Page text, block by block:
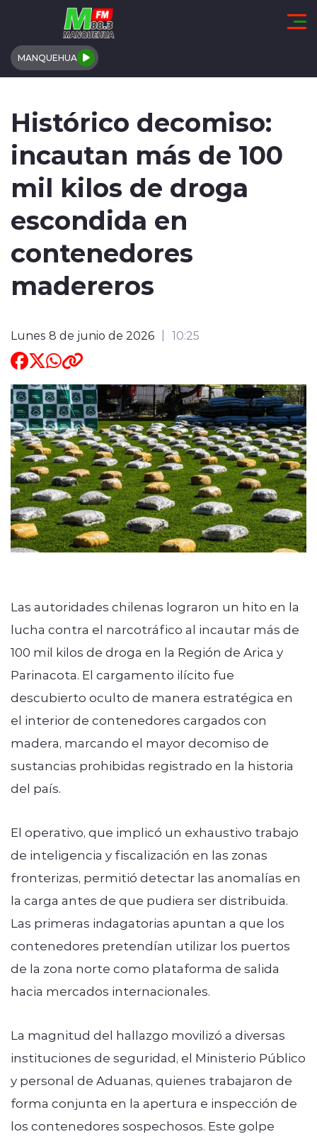
Click acá para ir directamente al contenido
MANQUEHUA
REGIONALES
ACTUALIDAD
TENDENCIAS
DEPORTES
ENTREVISTAS
modo claro
Histórico decomiso:
incautan más de 100
mil kilos de droga
escondida en
contenedores
madereros
Lunes 8 de junio de 2026 10:25
Las autoridades chilenas lograron un hito en la
lucha contra el narcotráfico al incautar más de
100 mil kilos de droga en la Región de Arica y
Parinacota. El cargamento ilícito fue
descubierto oculto de manera estratégica en
el interior de contenedores cargados con
madera, marcando el mayor decomiso de
sustancias prohibidas registrado en la historia
del país.
El operativo, que implicó un exhaustivo trabajo
de inteligencia y fiscalización en las zonas
fronterizas, permitió detectar las anomalías en
la carga antes de que pudiera ser distribuida.
Las primeras indagatorias apuntan a que los
contenedores pretendían utilizar los puertos
de la zona norte como plataforma de salida
hacia mercados internacionales.
La magnitud del hallazgo movilizó a diversas
instituciones de seguridad, el Ministerio Público
y personal de Aduanas, quienes trabajaron de
forma conjunta en la apertura e inspección de
los contenedores sospechosos. Este golpe